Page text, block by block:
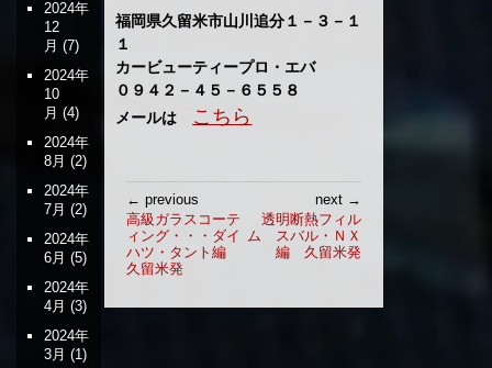
福岡県久留米市山川追分１－３－１
１
カービューティープロ・エバ
０９４２－４５－６５５８
メールは
こちら
稿
ナ
ビ
ー
← previous
高級ガラスコーテ
ィング・・・ダイ
ハツ・タント編
久留米発
next →
透明断熱フィル
ム スバル・ＮＸ
編 久留米発
2024年
12
月 (7)
2024年
10
月 (4)
2024年
8月 (2)
2024年
7月 (2)
2024年
6月 (5)
2024年
4月 (3)
2024年
3月 (1)